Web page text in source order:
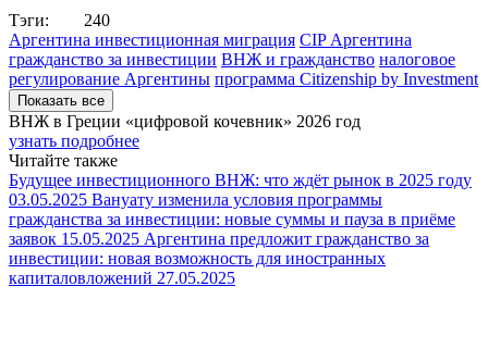
Тэги:
240
Аргентина инвестиционная миграция CIP Аргентина
гражданство за инвестиции ВНЖ и гражданство налоговое
регулирование Аргентины программа Citizenship by Investment
Показать все
ВНЖ в Греции «цифровой кочевник» 2026 год
узнать подробнее
Читайте также
Будущее инвестиционного ВНЖ: что ждёт рынок в 2025 году
03.05.2025 Вануату изменила условия программы
гражданства за инвестиции: новые суммы и пауза в приёме
заявок 15.05.2025 Аргентина предложит гражданство за
инвестиции: новая возможность для иностранных
капиталовложений 27.05.2025